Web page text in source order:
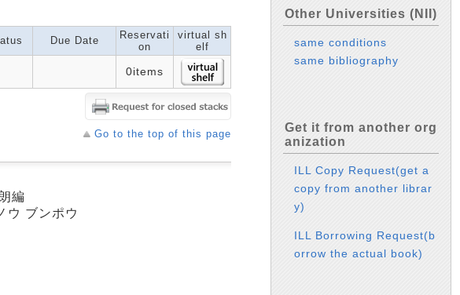
Due Date
Reservati
on
virtual sh
elf
0items
Go to the top of this page
編
ウ ブンポウ
Other Universities (NII)
same conditions
same bibliography
Get it from another org
anization
ILL Copy Request(get a
copy from another librar
y)
ILL Borrowing Request(b
orrow the actual book)